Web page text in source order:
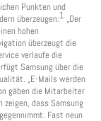
Punkten und
überzeugen:1 „Der
hohen
überzeugt die
verlaufe die
Samsung über die
„E-Mails werden
gäben die Mitarbeiter
zeigen, dass Samsung
Fast neun